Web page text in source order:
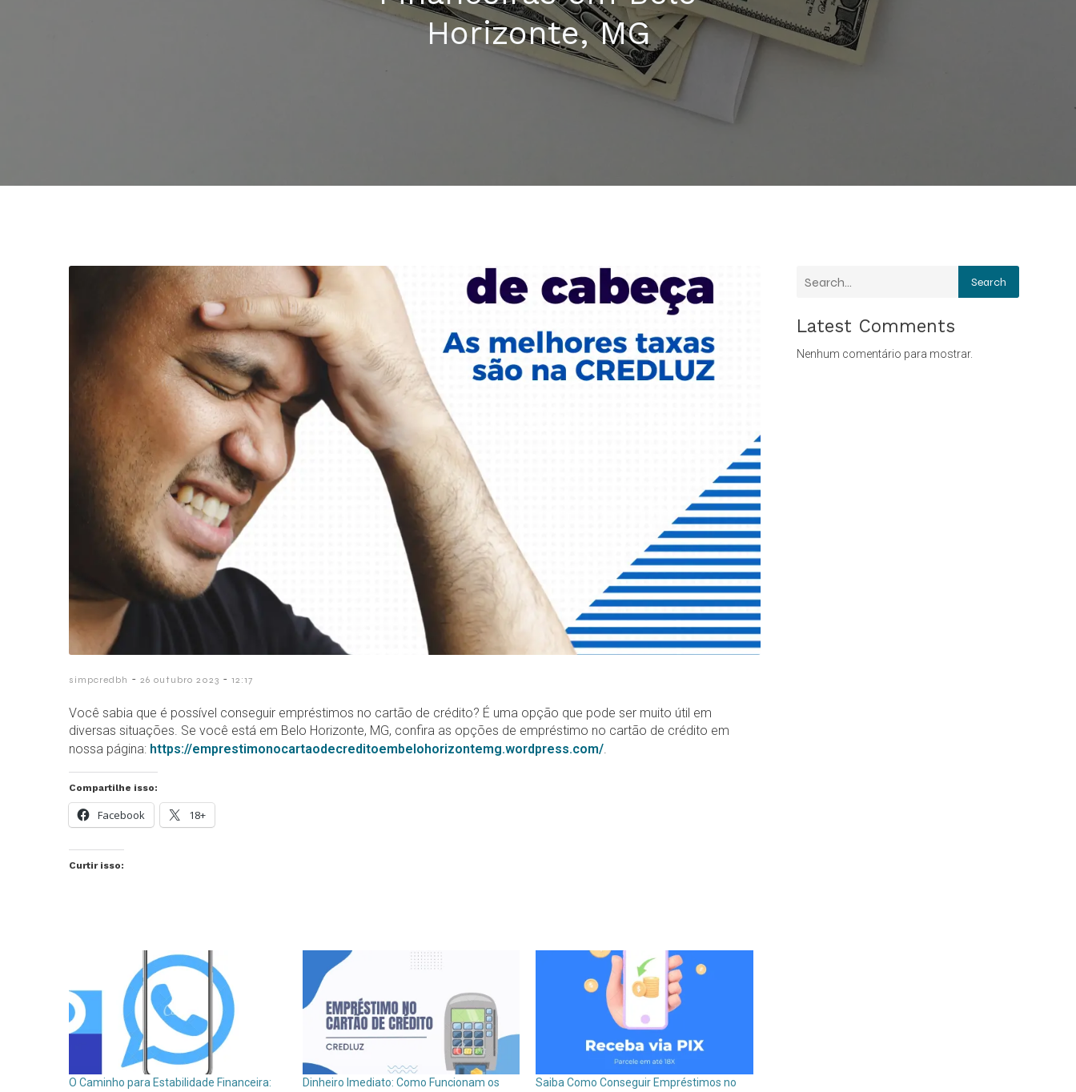
Horizonte, MG
simpcredbh - 26 outubro 2023 - 12:17
Você sabia que é possível conseguir empréstimos no cartão de crédito? É uma opção que pode ser muito útil em
diversas situações. Se você está em Belo Horizonte, MG, confira as opções de empréstimo no cartão de crédito em
nossa página: https://emprestimonocartaodecreditoembelohorizontemg.wordpress.com/.
Compartilhe isso:
Facebook 18+
Curtir isso:
O Caminho para Estabilidade Financeira:
Dinheiro Imediato: Como Funcionam os
Saiba Como Conseguir Empréstimos no
Search
Latest Comments
Nenhum comentário para mostrar.